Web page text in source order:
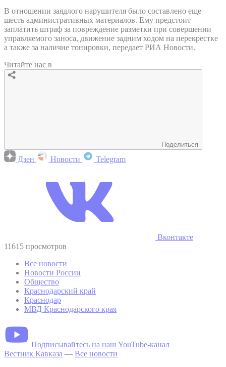
В отношении заядлого нарушителя было составлено еще
шесть административных материалов. Ему предстоит
заплатить штраф за повреждение разметки при совершении
управляемого заноса, движение задним ходом на перекрестке
а также за наличие тонировки, передает РИА Новости.
Читайте нас в
Поделиться
Дзен Новости Telegram
Вконтакте
11615 просмотров
Все новости
Новости России
Общество
Краснодарский край
Краснодар
МВД Краснодарского края
Подписывайтесь на наш YouTube-канал
Вестник Кавказа — Все новости